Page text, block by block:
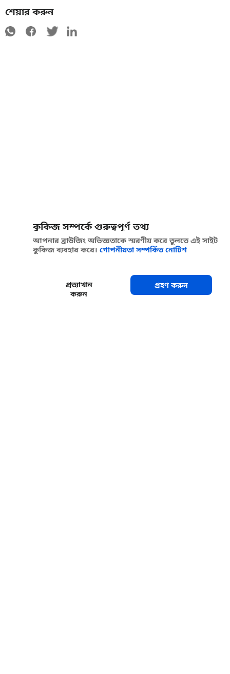
শেয়ার করুন
কুকিজ সম্পর্কে গুরুত্বপূর্ণ তথ্য
আপনার ব্রাউজিং অভিজ্ঞতাকে স্মরণীয় করে তুলতে এই সাইট
কুকিজ ব্যবহার করে। গোপনীয়তা সম্পর্কিত নোটিশ
প্রত্যাখান
করুন
গ্রহণ করুন